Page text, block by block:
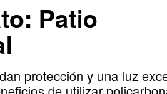
Patio
protección y una luz